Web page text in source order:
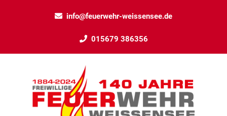
info@feuerwehr-weissensee.de
015679 386356